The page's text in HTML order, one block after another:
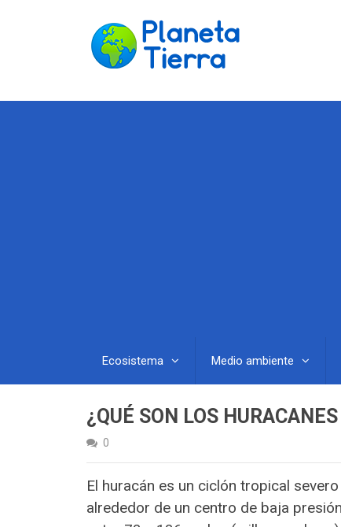
Ecosistema Medio ambiente
¿QUÉ SON LOS
0
El huracán es un ciclón tropical
alrededor de un centro de baja